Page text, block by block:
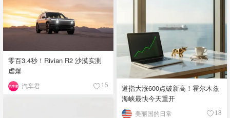
道指大涨600点破新高！霍尔木兹
海峡最快今天重开
美丽国的日常 18
零百3.4秒！Rivian R2 沙漠实测
虐爆
汽车君 15